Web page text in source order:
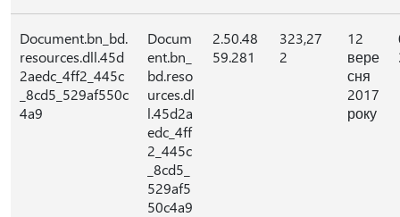
Document.bn_bd.
resources.dll.45d
2aedc_4ff2_445c
_8cd5_529af550c
4a9
Docum
ent.bn_
bd.reso
urces.dl
l.45d2a
edc_4ff
2_445c
_8cd5_
529af5
50c4a9
2.50.48
59.281
323,27
2
12
вере
сня
2017
року